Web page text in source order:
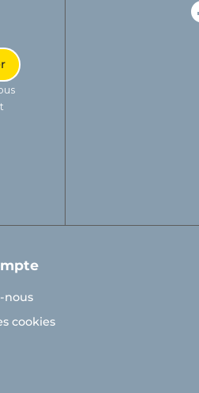
nous
cookies